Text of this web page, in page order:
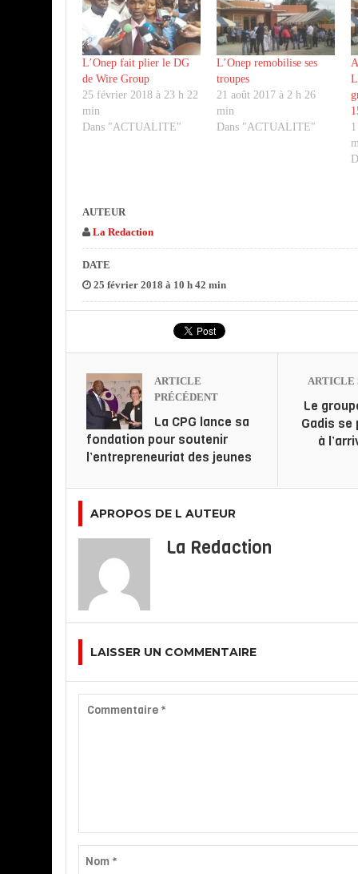
L’Onep fait plier le DG
de Wire Group
25 février 2018 à 23 h 22
min
Dans "ACTUALITE"
L’Onep remobilise ses
troupes
21 août 2017 à 2 h 26
min
Dans "ACTUALITE"
AUTEUR
La Redaction
DATE
25 février 2018 à 10 h 42 min
ARTICLE
PRÉCÉDENT
La CPG lance sa
fondation pour soutenir
l’entrepreneuriat des jeunes
ARTICLE
Le
Gadis se
à
APROPOS DE L AUTEUR
La Redaction
LAISSER UN COMMENTAIRE